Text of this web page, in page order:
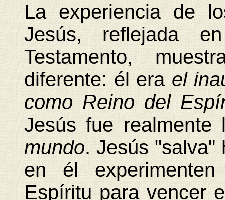
La experiencia de
Jesús, reflejada
Testamento,
diferente: él erael
como Reino del
Jesús fue
mundo. Jesús "salva"
en él
Espíritu para vencer